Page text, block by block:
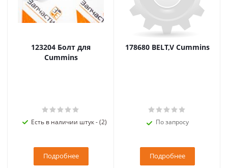
123204 Болт для
Cummins
Есть в наличии штук - (2)
Подробнее
178680 BELT,V Cummins
По запросу
Подробнее